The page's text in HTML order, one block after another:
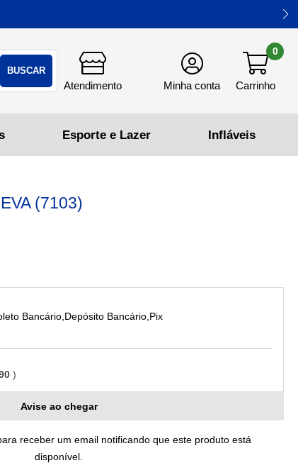
BUSCAR
0
(7103)
Bancário,Depósito Bancário,Pix
Avise ao chegar
receber um email notificando que este produto está
disponível.